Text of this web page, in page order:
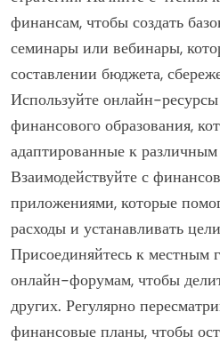
финансам, чтобы создать
семинары или вебинары,
составлении бюджета,
Используйте онлайн-
финансового образования,
адаптированные к
Взаимодействуйте с
приложениями, которые
расходы и устанавливать
Присоединяйтесь к местным
онлайн-форумам, чтобы
других. Регулярно
финансовые планы, чтобы